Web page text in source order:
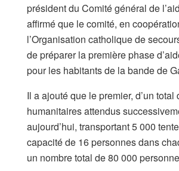
président du Comité général de
affirmé que le comité, en
l’Organisation catholique de
de préparer la première phase
pour les habitants de la bande de
Il a ajouté que le premier, d’un total
humanitaires attendus
aujourd’hui, transportant 5 000
capacité de 16 personnes dans
un nombre total de 80 000